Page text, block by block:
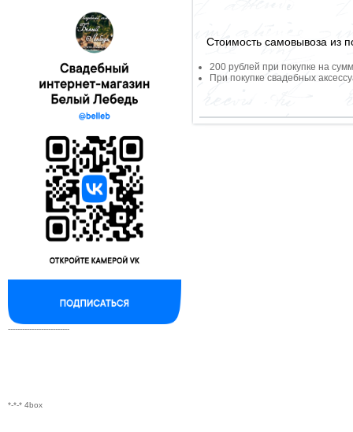
--------------------------
*-*-* 4box
Стоимость самовывоза из
200 рублей при покупке на
При покупке свадебных